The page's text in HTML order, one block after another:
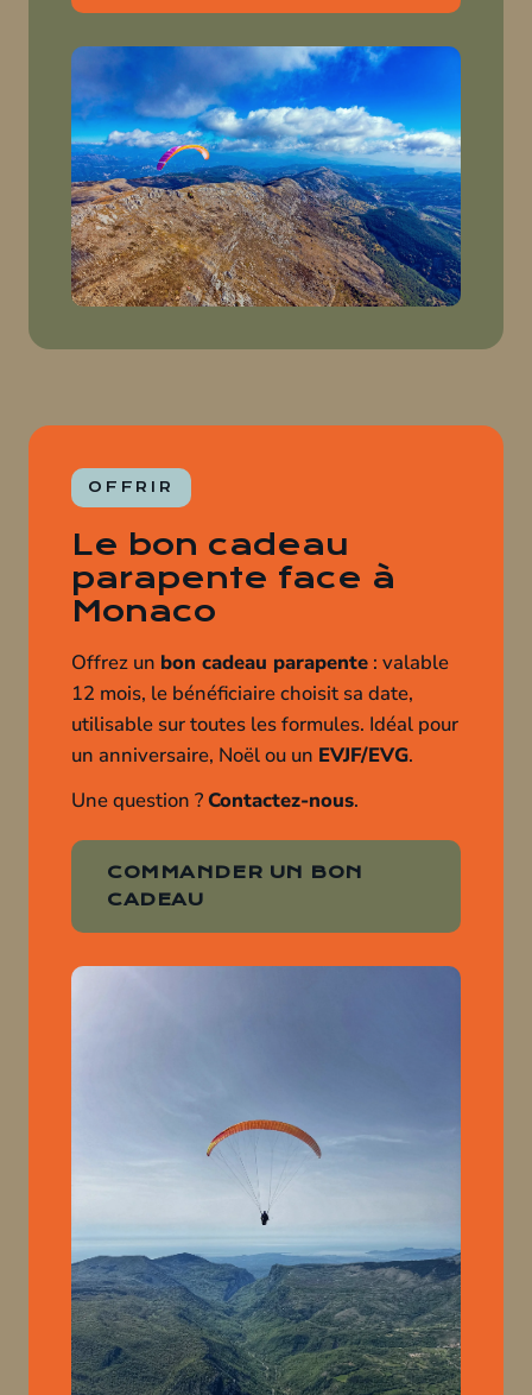
OFFRIR
Le bon cadeau
parapente face à
Monaco
Offrez un bon cadeau parapente : valable
12 mois, le bénéficiaire choisit sa date,
utilisable sur toutes les formules. Idéal pour
un anniversaire, Noël ou un EVJF/EVG.
Une question ?Contactez-nous.
COMMANDER UN BON
CADEAU